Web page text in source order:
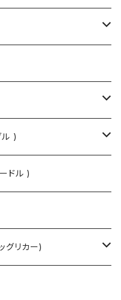
)
ドル )
グリカー)